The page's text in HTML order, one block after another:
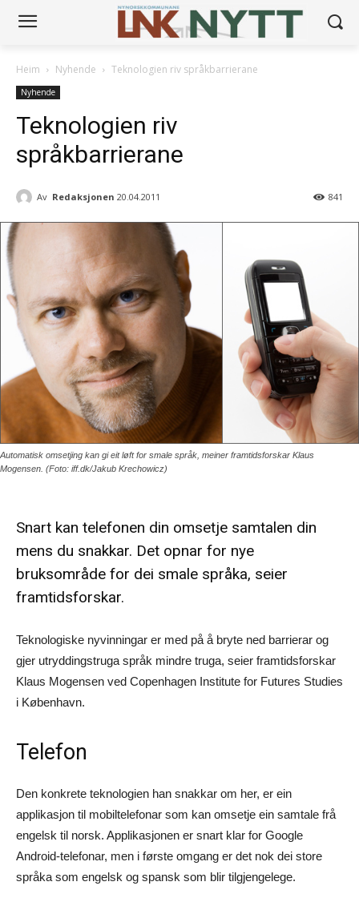
Heim Nyhende Teknologien riv språkbarrierane
Nyhende
Teknologien riv
språkbarrierane
Av Redaksjonen 20.04.2011 841
Automatisk omsetjing kan gi eit løft for smale språk, meiner framtidsforskar Klaus
Mogensen. (Foto: iff.dk/Jakub Krechowicz)
Snart kan telefonen din omsetje samtalen din
mens du snakkar. Det opnar for nye
bruksområde for dei smale språka, seier
framtidsforskar.
Teknologiske nyvinningar er med på å bryte ned barrierar og
gjer utryddingstruga språk mindre truga, seier framtidsforskar
Klaus Mogensen ved Copenhagen Institute for Futures Studies
i København.
Telefon
Den konkrete teknologien han snakkar om her, er ein
applikasjon til mobiltelefonar som kan omsetje ein samtale frå
engelsk til norsk. Applikasjonen er snart klar for Google
Android-telefonar, men i første omgang er det nok dei store
språka som engelsk og spansk som blir tilgjengelege.